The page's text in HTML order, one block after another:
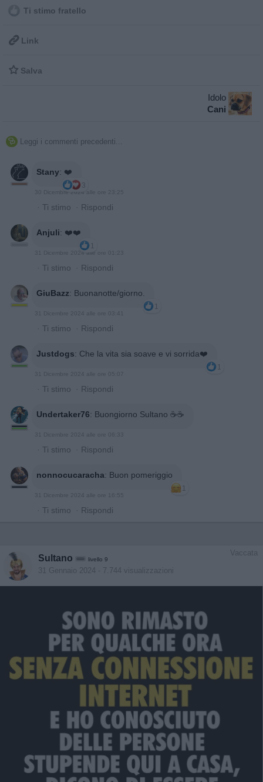
Ti stimo fratello
 Link
 Salva
Idolo
Cani
 Leggi i commenti precedenti...
Stany: ❤️
3
30 Dicembre 2024 alle ore 23:25
· Ti stimo · Rispondi
Anjuli: ❤️❤️
1
31 Dicembre 2024 alle ore 01:23
· Ti stimo · Rispondi
GiuBazz: Buonanotte/giorno.
1
31 Dicembre 2024 alle ore 03:41
· Ti stimo · Rispondi
Justdogs: Che la vita sia soave e vi sorrida❤️
1
31 Dicembre 2024 alle ore 05:07
· Ti stimo · Rispondi
Undertaker76: Buongiorno Sultano ☕☕
31 Dicembre 2024 alle ore 06:33
· Ti stimo · Rispondi
nonnocucaracha: Buon pomeriggio
1
31 Dicembre 2024 alle ore 16:55
· Ti stimo · Rispondi
Vaccata
Sultano livello 9
31 Gennaio 2024 - 7.744 visualizzazioni